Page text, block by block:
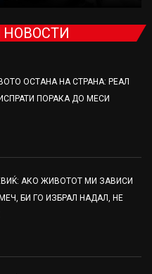
ОСТАНА НА СТРАНА: РЕАЛ
ПОРАКА ДО МЕСИ
АКО ЖИВОТОТ МИ ЗАВИСИ
БИ ГО ИЗБРАЛ НАДАЛ, НЕ